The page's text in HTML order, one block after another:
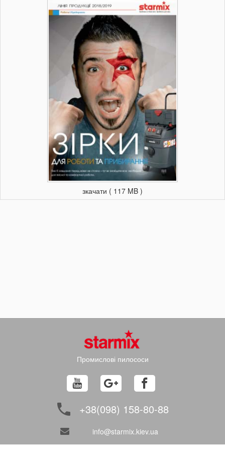
електроінструментом включається автоматично, при
звичайному зборі пилу включається вручну).
Датчик забруднення фільтра (при забиванні фільтра
загоряється лампочка).
Плавність і енергобезпеку системи включення.
Інерційна автоматика для повного очищення шланга
всмоктування після виключення.
Датчик рівня води з автоматичним відключенням.
Антистатичний захист.
Спеціальна ручка на верхній секції пристрою і відкидний
тримач, з можливістю намотування шланга і мережевого
Зроблено в Німеччині.
зкачати ( 117 MB )
Промислові пилососи
+38(098) 158-80-88
info@starmix.kiev.ua